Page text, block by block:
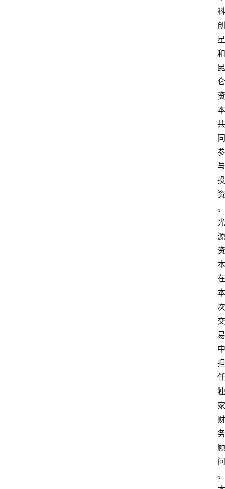
科
创
星
和
昆
仑
资
本
共
同
参
与
投
资
。
光
源
资
本
在
本
次
交
易
中
担
任
独
家
财
务
顾
问
。